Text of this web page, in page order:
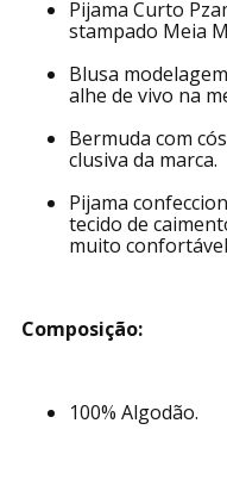
Pijama Curto
stampado Meia
Blusa
alhe de vivo na
Bermuda com
clusiva da marca.
Pijama
tecido de
muito
Composição:
100% Algodão.